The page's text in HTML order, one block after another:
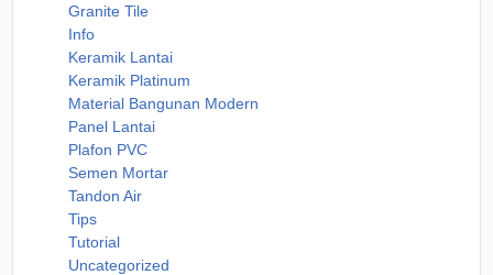
Granite Tile
Info
Keramik Lantai
Keramik Platinum
Material Bangunan Modern
Panel Lantai
Plafon PVC
Semen Mortar
Tandon Air
Tips
Tutorial
Uncategorized